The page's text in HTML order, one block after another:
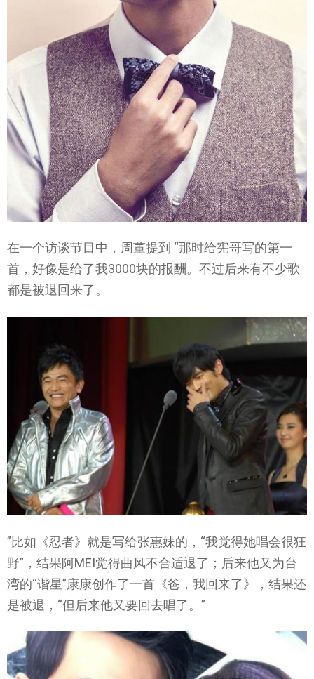
在一个访谈节目中，周董提到 “那时给宪哥写的第一
首，好像是给了我3000块的报酬。不过后来有不少歌
都是被退回来了。
”比如《忍者》就是写给张惠妹的，“我觉得她唱会很狂
野”，结果阿MEI觉得曲风不合适退了；后来他又为台
湾的“谐星”康康创作了一首《爸，我回来了》，结果还
是被退，“但后来他又要回去唱了。”